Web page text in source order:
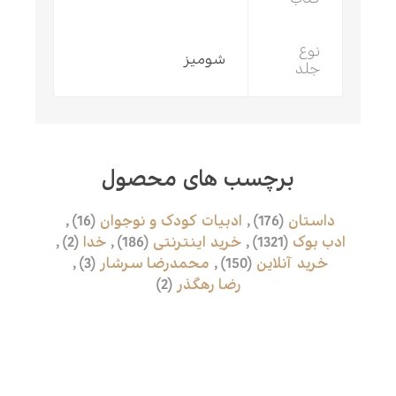
نوع
جلد
شومیز
برچسب های محصول
داستان (176)
, ادبیات کودک و نوجوان (16)
,
ادب بوک (1321)
, خرید اینترنتی (186)
, خدا (2)
,
خرید‌ آنلاین (150)
, محمدرضا سرشار (3)
,
رضا رهگذر (2)